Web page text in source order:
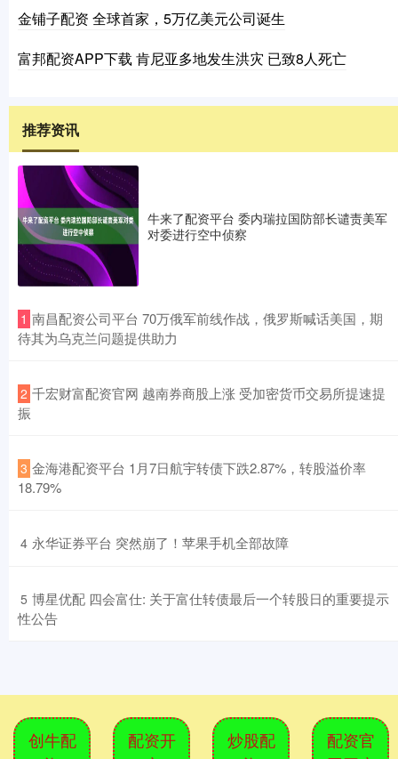
金铺子配资 全球首家，5万亿美元公司诞生
富邦配资APP下载 肯尼亚多地发生洪灾 已致8人死亡
推荐资讯
牛来了配资平台 委内瑞拉国防部长谴责美军
对委进行空中侦察
1 ​南昌配资公司平台 70万俄军前线作战，俄罗斯喊话美国，期
待其为乌克兰问题提供助力
2 ​千宏财富配资官网 越南券商股上涨 受加密货币交易所提速提
振
3 ​金海港配资平台 1月7日航宇转债下跌2.87%，转股溢价率
18.79%
4 ​永华证券平台 突然崩了！苹果手机全部故障
5 ​博星优配 四会富仕: 关于富仕转债最后一个转股日的重要提示
性公告
创牛配
配资开
炒股配
配资官